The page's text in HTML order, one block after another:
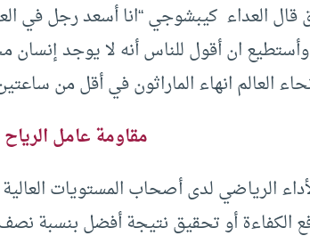
قال العداء كيبشوجي “انا أسعد رجل في
ان أقول للناس أنه لا يوجد إنسان
العالم انهاء الماراثون في أقل من
مقاومة عامل الرياح
الرياضي لدى أصحاب المستويات
أو تحقيق نتيجة أفضل بنسبة نصف